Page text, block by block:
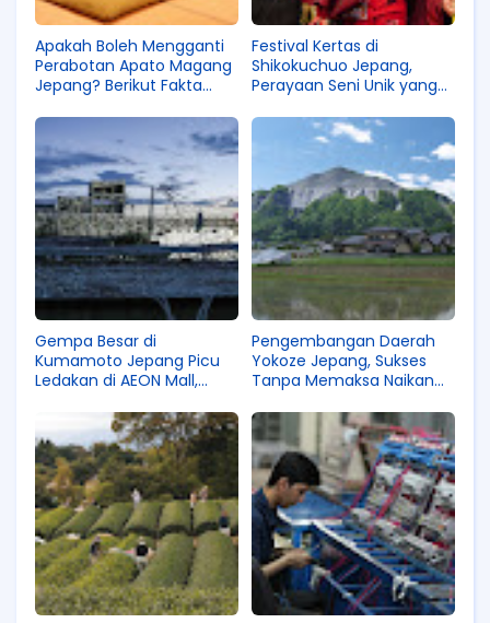
Apakah Boleh Mengganti
Perabotan Apato Magang
Jepang? Berikut Fakta
Festival Kertas di
Shikokuchuo Jepang,
Perayaan Seni Unik yang
Masyarakat di Sana!
Gempa Besar di
Kumamoto Jepang Picu
Ledakan di AEON Mall,
Pengembangan Daerah
Yokoze Jepang, Sukses
Tanpa Memaksa Naikan